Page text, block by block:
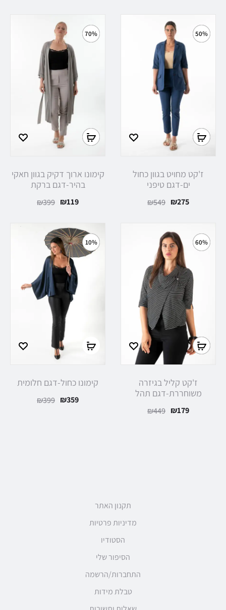
50%
ז'קט מחויט בגוון כחול
ים-דגם טיפני
₪549 ₪275
70%
קימונו ארוך דקיק בגוון חאקי
בהיר-דגם ברקת
₪399 ₪119
60%
ז'קט קליל בגיזרה
משוחררת-דגם תהל
₪449 ₪179
10%
קימונו כחול-דגם חלומית
₪399 ₪359
תקנון האתר
מדיניות פרטיות
הסטודיו
הסיפור שלי
התחברות/הרשמה
טבלת מידות